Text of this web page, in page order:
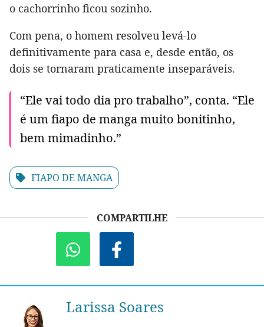
o cachorrinho ficou sozinho.
Com pena, o homem resolveu levá-lo
definitivamente para casa e, desde então, os
dois se tornaram praticamente inseparáveis.
“Ele vai todo dia pro trabalho”, conta. “Ele
é um fiapo de manga muito bonitinho,
bem mimadinho.”
FIAPO DE MANGA
COMPARTILHE
Larissa Soares